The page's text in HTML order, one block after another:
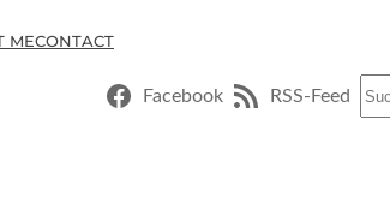
MECONTACT
Facebook RSS-Feed